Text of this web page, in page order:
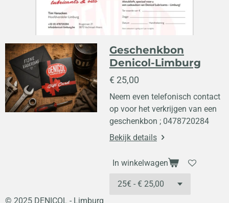
Geschenkbon
Denicol-Limburg
€ 25,00
Neem even telefonisch contact
op voor het verkrijgen van een
geschenkbon ; 0478720284
Bekijk details
In winkelwagen
© 2025 DENICOL - Limburg